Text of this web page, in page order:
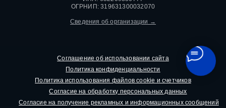
ОГРНИП: 319631300032070
Сведения об организации →
Согласие на обработку персональных данных
Согласие на получение рекламных и информационных сообщений
Соглашение об использовании сайта
Политика конфиденциальности
Политика использования файлов cookie и счетчиков